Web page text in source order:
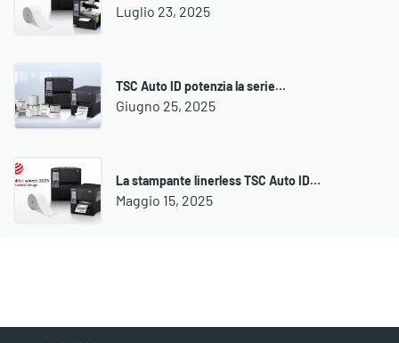
Luglio 23, 2025
TSC Auto ID potenzia la serie…
Giugno 25, 2025
La stampante linerless TSC Auto ID…
Maggio 15, 2025